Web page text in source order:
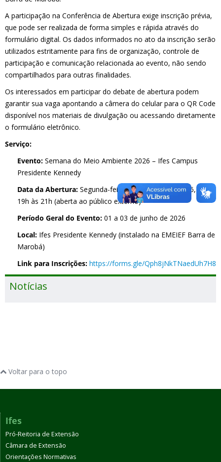
A participação na Conferência de Abertura exige inscrição prévia,
que pode ser realizada de forma simples e rápida através do
formulário digital. Os dados informados no ato da inscrição serão
utilizados estritamente para fins de organização, controle de
participação e comunicação relacionada ao evento, não sendo
compartilhados para outras finalidades.
Os interessados em participar do debate de abertura podem
garantir sua vaga apontando a câmera do celular para o QR Code
disponível nos materiais de divulgação ou acessando diretamente
o formulário eletrônico.
Serviço:
Evento: Semana do Meio Ambiente 2026 – Ifes Campus
Presidente Kennedy
Data da Abertura: Segunda-feira, 01 de junho de 2026, das
19h às 21h (aberta ao público externo)
Período Geral do Evento: 01 a 03 de junho de 2026
Local: Ifes Presidente Kennedy (instalado na EMEIEF Barra de
Marobá)
Link para Inscrições: https://forms.gle/Qph8jNkTNaedUh7H8
Notícias
Voltar para o topo
Ifes
Pró-Reitoria de Extensão
Câmara de Extensão
Orientações Normativas